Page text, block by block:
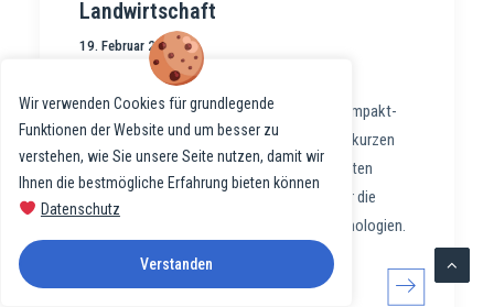
Wir verwenden Cookies für grundlegende
Funktionen der Website und um besser zu
verstehen, wie Sie unsere Seite nutzen, damit wir
Ihnen die bestmögliche Erfahrung bieten können
Datenschutz
Verstanden
Landwirtschaft
19. Februar 2025
Das E-Book «Digitale Technologien in der
Landwirtschaft» bietet Interessierten in kompakt-
strukturierter Form mit vielen Abbildungen, kurzen
Videos, Illustrationen und teilweise animierten
Grafiken fundierte Informationen zu den für die
Schweizer Landwirtschaft wichtigen Technologien.